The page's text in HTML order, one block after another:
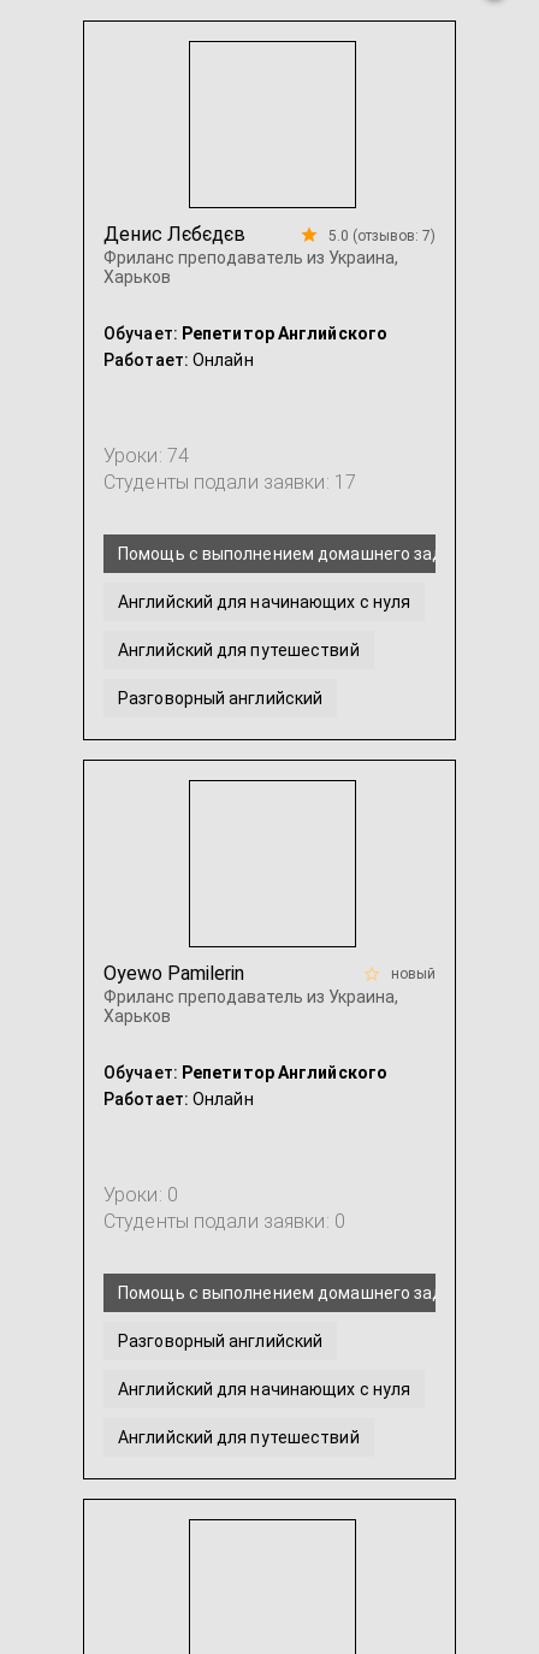
Денис Лєбєдєв
Фриланс преподаватель из Украина,
Харьков
5.0 (отзывов: 7)
Обучает: Репетитор Английского
Работает: Онлайн
Уроки: 74
Студенты подали заявки: 17
Помощь с выполнением домашнего задания по
Английский для начинающих с нуля
Английский для путешествий
Разговорный английский
Английский для детей с СДВГ
Oyewo Pamilerin
Фриланс преподаватель из Украина,
Харьков
новый
Обучает: Репетитор Английского
Работает: Онлайн
Уроки: 0
Студенты подали заявки: 0
Помощь с выполнением домашнего задания по
Разговорный английский
Английский для начинающих с нуля
Английский для путешествий